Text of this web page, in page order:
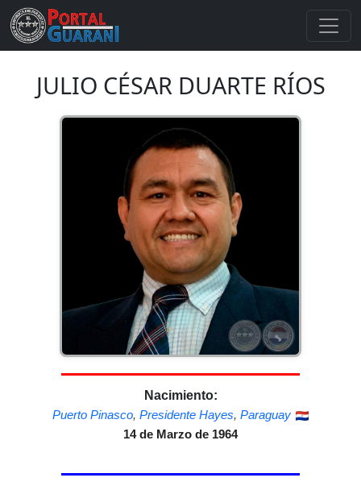
JULIO CÉSAR DUARTE RÍOS
Nacimiento:
Puerto Pinasco, Presidente Hayes, Paraguay
14 de Marzo de 1964